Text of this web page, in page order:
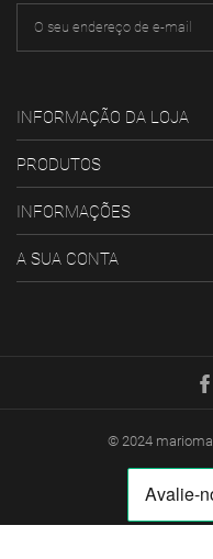
INFORMAÇÃO DA LOJA
PRODUTOS
INFORMAÇÕES
A SUA CONTA
© 2024